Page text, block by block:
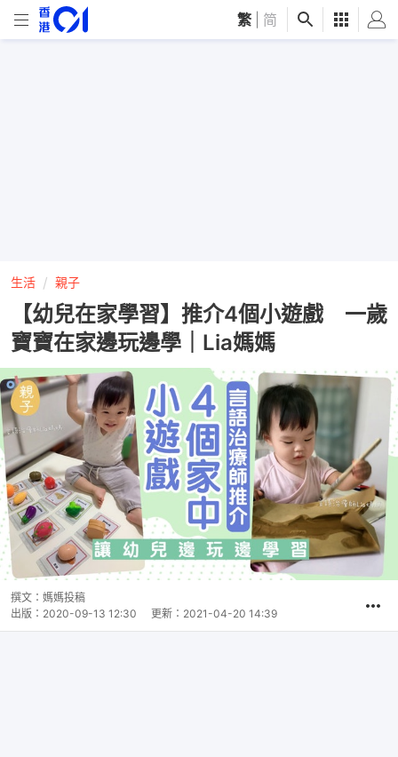
繁 简
生活 親子
【幼兒在家學習】推介4個小遊戲 一歲
寶寶在家邊玩邊學｜Lia媽媽
撰文： 媽媽投稿
出版： 2020-09-13 12:30 更新： 2021-04-20 14:39